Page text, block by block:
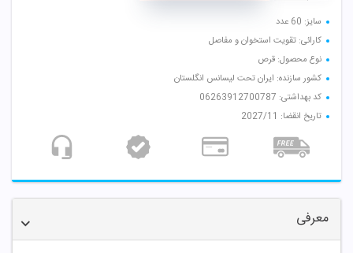
سایز: 60 عدد
کارائی: تقویت استخوان و مفاصل
نوع محصول: قرص
کشور سازنده: ایران تحت لیسانس انگلستان
کد بهداشتی: 06263912700787
تاریخ انقضا: 2027/11
معرفی